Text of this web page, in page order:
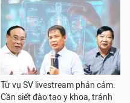
Từ vụ SV livestream phản cảm:
Cần siết đào tạo y khoa, tránh